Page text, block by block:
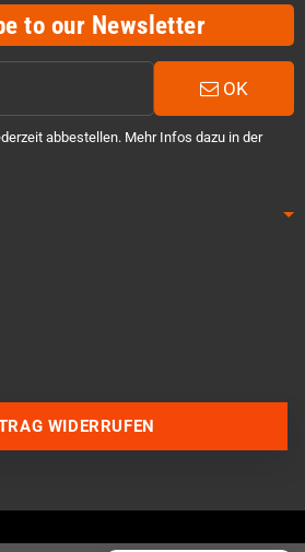
to our Newsletter
OK
abbestellen. Mehr Infos dazu in der
WIDERRUFEN